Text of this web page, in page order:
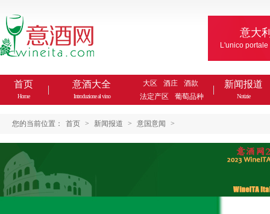
意大
L'unico
首页
Home
意酒大全
Introduzione al vino
大区 酒庄
酒款
法定产区
葡萄品种
新闻报道
Notizie
您的当前位置： 首页 > 新闻报道 > 意国意闻 >